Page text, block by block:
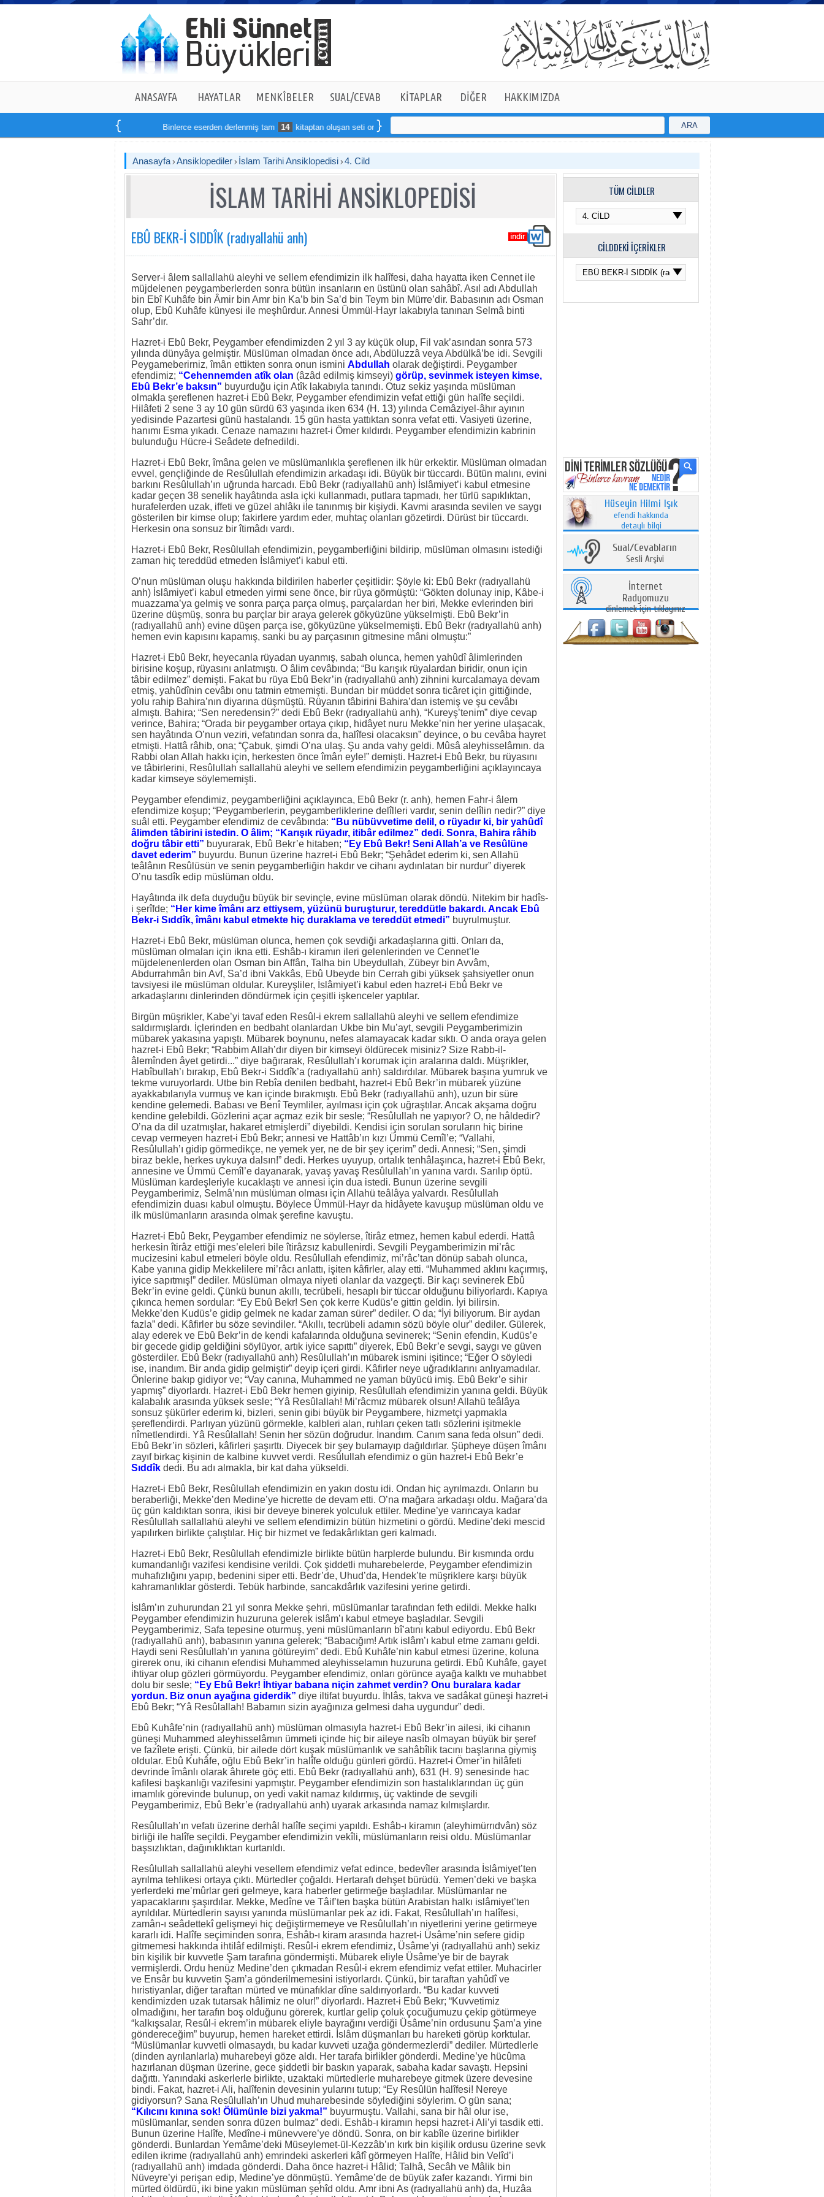
ANASAYFA HAYATLAR MENKÎBELER SUAL/CEVAB KİTAPLAR DİĞER HAKKIMIZDA
Binlerce eserden derlenmiş tam 14 kitaptan oluşan seti online sipariş verebilirsiniz ARA
Anasayfa Ansiklopediler İslam Tarihi Ansiklopedisi 4. Cild
İSLAM TARİHİ ANSİKLOPEDİSİ
EBÛ BEKR-İ SIDDÎK (radıyallahü anh)
Server-i âlem sallallahü aleyhi ve sellem efendimizin ilk halîfesi, daha hayatta iken Cennet ile
müjdelenen peygamberlerden sonra bütün insanların en üstünü olan sahâbî. Asıl adı Abdullah
bin Ebî Kuhâfe bin Âmir bin Amr bin Ka’b bin Sa’d bin Teym bin Mürre’dir. Babasının adı Osman
olup, Ebû Kuhâfe künyesi ile meşhûrdur. Annesi Ümmül-Hayr lakabıyla tanınan Selmâ binti
Sahr’dır.
Hazret-i Ebû Bekr, Peygamber efendimizden 2 yıl 3 ay küçük olup, Fil vak’asından sonra 573
yılında dünyâya gelmiştir. Müslüman olmadan önce adı, Abdüluzzâ veya Abdülkâ’be idi. Sevgili
Peygameberirniz, îmân ettikten sonra onun ismini Abdullah olarak değiştirdi. Peygamber
efendimiz; “Cehennemden atîk olan (âzâd edilmiş kimseyi) görüp, sevinmek isteyen kimse,
Ebû Bekr’e baksın” buyurduğu için Atîk lakabıyla tanındı. Otuz sekiz yaşında müslüman
olmakla şereflenen hazret-i Ebû Bekr, Peygamber efendimizin vefat ettiği gün halîfe seçildi.
Hilâfeti 2 sene 3 ay 10 gün sürdü 63 yaşında iken 634 (H. 13) yılında Cemâziyel-âhır ayının
yedisinde Pazartesi günü hastalandı. 15 gün hasta yattıktan sonra vefat etti. Vasiyeti üzerine,
hanımı Esma yıkadı. Cenaze namazını hazret-i Ömer kıldırdı. Peygamber efendimizin kabrinin
bulunduğu Hücre-i Seâdete defnedildi.
Hazret-i Ebû Bekr, îmâna gelen ve müslümanlıkla şereflenen ilk hür erkektir. Müslüman olmadan
evvel, gençliğinde de Resûlullah efendimizin arkadaşı idi. Büyük bir tüccardı. Bütün malını, evini
barkını Resûlullah’ın uğrunda harcadı. Ebû Bekr (radıyallahü anh) İslâmiyet’i kabul etmesine
kadar geçen 38 senelik hayâtında asla içki kullanmadı, putlara tapmadı, her türlü sapıklıktan,
hurafelerden uzak, iffeti ve güzel ahlâkı ile tanınmış bir kişiydi. Kavmi arasında sevilen ve saygı
gösterilen bir kimse olup; fakirlere yardım eder, muhtaç olanları gözetirdi. Dürüst bir tüccardı.
Herkesin ona sonsuz bir îtimâdı vardı.
Hazret-i Ebû Bekr, Resûlullah efendimizin, peygamberliğini bildirip, müslüman olmasını istediği
zaman hiç tereddüd etmeden İslâmiyet’i kabul etti.
O’nun müslüman oluşu hakkında bildirilen haberler çeşitlidir: Şöyle ki: Ebû Bekr (radıyallahü
anh) İslâmiyet’i kabul etmeden yirmi sene önce, bir rüya görmüştü: “Gökten dolunay inip, Kâbe-i
muazzama’ya gelmiş ve sonra parça parça olmuş, parçalardan her biri, Mekke evlerinden biri
üzerine düşmüş, sonra bu parçlar bir araya gelerek gökyüzüne yükselmişti. Ebû Bekr’in
(radıyallahü anh) evine düşen parça ise, gökyüzüne yükselmemişti. Ebû Bekr (radıyallahü anh)
hemen evin kapısını kapamış, sanki bu ay parçasının gitmesine mâni olmuştu:”
Hazret-i Ebû Bekr, heyecanla rüyadan uyanmış, sabah olunca, hemen yahûdî âlimlerinden
birisine koşup, rüyasını anlatmıştı. O âlim cevâbında; “Bu karışık rüyalardan biridir, onun için
tâbir edilmez” demişti. Fakat bu rüya Ebû Bekr’in (radıyallahü anh) zihnini kurcalamaya devam
etmiş, yahûdînin cevâbı onu tatmin etmemişti. Bundan bir müddet sonra ticâret için gittiğinde,
yolu rahip Bahira’nın diyarına düşmüştü. Rüyanın tâbirini Bahira’dan istemiş ve şu cevâbı
almıştı. Bahira; “Sen neredensin?” dedi Ebû Bekr (radıyallahü anh), “Kureyş’tenim” diye cevap
verince, Bahira; “Orada bir peygamber ortaya çıkıp, hidâyet nuru Mekke’nin her yerine ulaşacak,
sen hayâtında O’nun veziri, vefatından sonra da, halîfesi olacaksın” deyince, o bu cevâba hayret
etmişti. Hattâ râhib, ona; “Çabuk, şimdi O’na ulaş. Şu anda vahy geldi. Mûsâ aleyhisselâmın. da
Rabbi olan Allah hakkı için, herkesten önce îmân eyle!” demişti. Hazret-i Ebû Bekr, bu rüyasını
ve tâbirlerini, Resûlullah sallallahü aleyhi ve sellem efendimizin peygamberliğini açıklayıncaya
kadar kimseye söylememişti.
Peygamber efendimiz, peygamberliğini açıklayınca, Ebû Bekr (r. anh), hemen Fahr-i âlem
efendimize koşup; “Peygamberlerin, peygamberliklerine delîlleri vardır, senin delîlin nedir?” diye
suâl etti. Peygamber efendimiz de cevâbında: “Bu nübüvvetime delil, o rüyadır ki, bir yahûdî
âlimden tâbirini istedin. O âlim; “Karışık rüyadır, itibâr edilmez” dedi. Sonra, Bahira râhib
doğru tâbir etti” buyurarak, Ebû Bekr’e hitaben; “Ey Ebû Bekr! Seni Allah’a ve Resûlüne
davet ederim” buyurdu. Bunun üzerine hazret-i Ebû Bekr; “Şehâdet ederim ki, sen Allahü
teâlânın Resûlüsün ve senin peygamberliğin hakdır ve cihanı aydınlatan bir nurdur” diyerek
O’nu tasdîk edip müslüman oldu.
Hayâtında ilk defa duyduğu büyük bir sevinçle, evine müslüman olarak döndü. Nitekim bir hadîs-
i şerîfde; “Her kime îmânı arz ettiysem, yüzünü buruşturur, tereddütle bakardı. Ancak Ebû
Bekr-i Sıddîk, îmânı kabul etmekte hiç duraklama ve tereddüt etmedi” buyrulmuştur.
Hazret-i Ebû Bekr, müslüman olunca, hemen çok sevdiği arkadaşlarına gitti. Onları da,
müslüman olmaları için ikna etti. Eshâb-ı kiramın ileri gelenlerinden ve Cennet’le
müjdelenenlerden olan Osman bin Affân, Talha bin Ubeydullah, Zübeyr bin Avvâm,
Abdurrahmân bin Avf, Sa’d ibni Vakkâs, Ebû Ubeyde bin Cerrah gibi yüksek şahsiyetler onun
tavsiyesi ile müslüman oldular. Kureyşliler, İslâmiyet’i kabul eden hazret-i Ebû Bekr ve
arkadaşlarını dinlerinden döndürmek için çeşitli işkenceler yaptılar.
Birgün müşrikler, Kabe’yi tavaf eden Resûl-i ekrem sallallahü aleyhi ve sellem efendimize
saldırmışlardı. İçlerinden en bedbaht olanlardan Ukbe bin Mu’ayt, sevgili Peygamberimizin
mübarek yakasına yapıştı. Mübarek boynunu, nefes alamayacak kadar sıktı. O anda oraya gelen
hazret-i Ebû Bekr; “Rabbim Allah’dır diyen bir kimseyi öldürecek misiniz? Size Rabb-il-
âlemînden âyet getirdi...” diye bağırarak, Resûlullah’ı korumak için aralarına daldı. Müşrikler,
Habîbullah’ı bırakıp, Ebû Bekr-i Sıddîk’a (radıyallahü anh) saldırdılar. Mübarek başına yumruk ve
tekme vuruyorlardı. Utbe bin Rebîa denilen bedbaht, hazret-i Ebû Bekr’in mübarek yüzüne
ayakkabılarıyla vurmuş ve kan içinde bırakmıştı. Ebû Bekr (radıyallahü anh), uzun bir süre
kendine gelemedi. Babası ve Benî Teymliler, ayılması için çok uğraştılar. Ancak akşama doğru
kendine gelebildi. Gözlerini açar açmaz ezik bir sesle; “Resûlullah ne yapıyor? O, ne hâldedir?
O’na da dil uzatmışlar, hakaret etmişlerdi” diyebildi. Kendisi için sorulan soruların hiç birine
cevap vermeyen hazret-i Ebû Bekr; annesi ve Hattâb’ın kızı Ümmü Cemîl’e; “Vallahi,
Resûlullah’ı gidip görmedikçe, ne yemek yer, ne de bir şey içerim” dedi. Annesi; “Sen, şimdi
biraz bekle, herkes uykuya dalsın!” dedi. Herkes uyuyup, ortalık tenhâlaşınca, hazret-i Ebû Bekr,
annesine ve Ümmü Cemîl’e dayanarak, yavaş yavaş Resûlullah’ın yanına vardı. Sarılıp öptü.
Müslüman kardeşleriyle kucaklaştı ve annesi için dua istedi. Bunun üzerine sevgili
Peygamberimiz, Selmâ’nın müslüman olması için Allahü teâlâya yalvardı. Resûlullah
efendimizin duası kabul olmuştu. Böylece Ümmül-Hayr da hidâyete kavuşup müslüman oldu ve
ilk müslümanların arasında olmak şerefine kavuştu.
Hazret-i Ebû Bekr, Peygamber efendimiz ne söylerse, îtirâz etmez, hemen kabul ederdi. Hattâ
herkesin îtirâz ettiği mes’eleleri bile îtirâzsız kabullenirdi. Sevgili Peygamberimizin mi’râc
mucizesini kabul etmeleri böyle oldu. Resûlullah efendimiz, mi’râc’tan dönüp sabah olunca,
Kabe yanına gidip Mekkelilere mi’râcı anlattı, işiten kâfirler, alay etti. “Muhammed aklını kaçırmış,
iyice sapıtmış!” dediler. Müslüman olmaya niyeti olanlar da vazgeçti. Bir kaçı sevinerek Ebû
Bekr’in evine geldi. Çünkü bunun akıllı, tecrübeli, hesaplı bir tüccar olduğunu biliyorlardı. Kapıya
çıkınca hemen sordular: “Ey Ebû Bekr! Sen çok kerre Kudüs’e gittin geldin. İyi bilirsin.
Mekke’den Kudüs’e gidip gelmek ne kadar zaman sürer” dediler. O da; “İyi biliyorum. Bir aydan
fazla” dedi. Kâfirler bu söze sevindiler. “Akıllı, tecrübeli adamın sözü böyle olur” dediler. Gülerek,
alay ederek ve Ebû Bekr’in de kendi kafalarında olduğuna sevinerek; “Senin efendin, Kudüs’e
bir gecede gidip geldiğini söylüyor, artık iyice sapıttı” diyerek, Ebû Bekr’e sevgi, saygı ve güven
gösterdiler. Ebû Bekr (radıyallahü anh) Resûlullah’ın mübarek ismini işitince; “Eğer O söyledi
ise, inandım. Bir anda gidip gelmiştir” deyip içeri girdi. Kâfirler neye uğradıklarını anlıyamadılar.
Önlerine bakıp gidiyor ve; “Vay canına, Muhammed ne yaman büyücü imiş. Ebû Bekr’e sihir
yapmış” diyorlardı. Hazret-i Ebû Bekr hemen giyinip, Resûlullah efendimizin yanına geldi. Büyük
kalabalık arasında yüksek sesle; “Yâ Resûlallah! Mi’râcmız mübarek olsun! Allahü teâlâya
sonsuz şükürler ederim ki, bizleri, senin gibi büyük bir Peygambere, hizmetçi yapmakla
şereflendirdi. Parlıyan yüzünü görmekle, kalbleri alan, ruhları çeken tatlı sözlerini işitmekle
nîmetlendirdi. Yâ Resûlallah! Senin her sözün doğrudur. İnandım. Canım sana feda olsun” dedi.
Ebû Bekr’in sözleri, kâfirleri şaşırttı. Diyecek bir şey bulamayıp dağıldırlar. Şüpheye düşen îmânı
zayıf birkaç kişinin de kalbine kuvvet verdi. Resûlullah efendimiz o gün hazret-i Ebû Bekr’e
Sıddîk dedi. Bu adı almakla, bir kat daha yükseldi.
Hazret-i Ebû Bekr, Resûlullah efendimizin en yakın dostu idi. Ondan hiç ayrılmazdı. Onların bu
beraberliği, Mekke’den Medine’ye hicrette de devam etti. O’na mağara arkadaşı oldu. Mağara’da
üç gün kaldıktan sonra, ikisi bir deveye binerek yolculuk ettiler. Medine’ye varıncaya kadar
Resûlullah sallallahü aleyhi ve sellem efendimizin bütün hizmetini o gördü. Medine’deki mescid
yapılırken birlikte çalıştılar. Hiç bir hizmet ve fedakârlıktan geri kalmadı.
Hazret-i Ebû Bekr, Resûlullah efendimizle birlikte bütün harplerde bulundu. Bir kısmında ordu
kumandanlığı vazifesi kendisine verildi. Çok şiddetli muharebelerde, Peygamber efendimizin
muhafızlığını yapıp, bedenini siper etti. Bedr’de, Uhud’da, Hendek’te müşriklere karşı büyük
kahramanlıklar gösterdi. Tebük harbinde, sancakdârlık vazifesini yerine getirdi.
İslâm’ın zuhurundan 21 yıl sonra Mekke şehri, müslümanlar tarafından feth edildi. Mekke halkı
Peygamber efendimizin huzuruna gelerek islâm’ı kabul etmeye başladılar. Sevgili
Peygamberimiz, Safa tepesine oturmuş, yeni müslümanların bî’atını kabul ediyordu. Ebû Bekr
(radıyallahü anh), babasının yanına gelerek; “Babacığım! Artık islâm’ı kabul etme zamanı geldi.
Haydi seni Resûlullah’ın yanına götüreyim” dedi. Ebû Kuhâfe’nin kabul etmesi üzerine, koluna
girerek onu, iki cihanın efendisi Muhammed aleyhisselamın huzuruna getirdi. Ebû Kuhâfe, gayet
ihtiyar olup gözleri görmüyordu. Peygamber efendimiz, onları görünce ayağa kalktı ve muhabbet
dolu bir sesle; “Ey Ebû Bekr! İhtiyar babana niçin zahmet verdin? Onu buralara kadar
yordun. Biz onun ayağına giderdik” diye iltifat buyurdu. İhlâs, takva ve sadâkat güneşi hazret-i
Ebû Bekr; “Yâ Resûlallah! Babamın sizin ayağınıza gelmesi daha uygundur” dedi.
Ebû Kuhâfe’nin (radıyallahü anh) müslüman olmasıyla hazret-i Ebû Bekr’in ailesi, iki cihanın
güneşi Muhammed aleyhisselâmın ümmeti içinde hiç bir aileye nasîb olmayan büyük bir şeref
ve fazîlete erişti. Çünkü, bir ailede dört kuşak müslümanlık ve sahâbîlik tacını başlarına giymiş
oldular. Ebû Kuhâfe, oğlu Ebû Bekr’in halîfe olduğu günleri gördü. Hazret-i Ömer’in hilâfeti
devrinde îmânlı olarak âhırete göç etti. Ebû Bekr (radıyallahü anh), 631 (H. 9) senesinde hac
kafilesi başkanlığı vazifesini yapmıştır. Peygamber efendimizin son hastalıklarından üç gün
imamlık görevinde bulunup, on yedi vakit namaz kıldırmış, üç vaktinde de sevgili
Peygamberimiz, Ebû Bekr’e (radıyallahü anh) uyarak arkasında namaz kılmışlardır.
Resûlullah’ın vefatı üzerine derhâl halîfe seçimi yapıldı. Eshâb-ı kiramın (aleyhimürrıdvân) söz
birliği ile halîfe seçildi. Peygamber efendimizin vekîli, müslümanların reisi oldu. Müslümanlar
başsızlıktan, dağınıklıktan kurtarıldı.
Resûlullah sallallahü aleyhi vesellem efendimiz vefat edince, bedevîler arasında İslâmiyet’ten
ayrılma tehlikesi ortaya çıktı. Mürtedler çoğaldı. Hertarafı dehşet bürüdü. Yemen’deki ve başka
yerlerdeki me’mûrlar geri gelmeye, kara haberler getirmeğe başladılar. Müslümanlar ne
yapacaklarını şaşırdılar. Mekke, Medîne ve Tâif’ten başka bütün Arabistan halkı islâmiyet’ten
ayrıldılar. Mürtedlerin sayısı yanında müslümanlar pek az idi. Fakat, Resûlullah’ın halîfesi,
zamân-ı seâdettekî gelişmeyi hiç değiştirmemeye ve Resûlullah’ın niyetlerini yerine getirmeye
kararlı idi. Halîfe seçiminden sonra, Eshâb-ı kiram arasında hazret-i Üsâme’nin sefere gidip
gitmemesi hakkında ihtilâf edilmişti. Resûl-i ekrem efendimiz, Üsâme’yi (radıyallahü anh) sekiz
bin kişilik bir kuvvetle Şam tarafına göndermişti. Mübarek eliyle Üsâme’ye bir de bayrak
vermişlerdi. Ordu henüz Medine’den çıkmadan Resûl-i ekrem efendimiz vefat ettiler. Muhacirler
ve Ensâr bu kuvvetin Şam’a gönderilmemesini istiyorlardı. Çünkü, bir taraftan yahûdî ve
hıristiyanlar, diğer taraftan mürted ve münafıklar dîne saldırıyorlardı. “Bu kadar kuvveti
kendimizden uzak tutarsak hâlimiz ne olur!” diyorlardı. Hazret-i Ebû Bekr; “Kuvvetimiz
olmadığını, her tarafın boş olduğunu görerek, kurtlar gelip çoluk çocuğumuzu çekip götürmeye
“kalkışsalar, Resûl-i ekrem’in mübarek eliyle bayrağını verdiği Üsâme’nin ordusunu Şam’a yine
göndereceğim” buyurup, hemen hareket ettirdi. İslâm düşmanları bu hareketi görüp korktular.
“Müslümanlar kuvvetli olmasaydı, bu kadar kuvveti uzağa göndermezlerdi” dediler. Mürtedlerle
(dinden ayrılanlarla) muharebeyi göze aldı. Her tarafa birlikler gönderdi. Medine’ye hücûma
hazırlanan düşman üzerine, gece şiddetli bir baskın yaparak, sabaha kadar savaştı. Hepsini
dağıttı. Yanındaki askerlerle birlikte, uzaktaki mürtedlerle muharebeye gitmek üzere devesine
bindi. Fakat, hazret-i Ali, halîfenin devesinin yularını tutup; “Ey Resûlün halîfesi! Nereye
gidiyorsun? Sana Resûlullah’ın Uhud muharebesinde söylediğini söylerim. O gün sana;
“Kılıcını kınına sok! Ölümünle bizi yakma!” buyurmuştu. Vallahi, sana bir hâl olur ise,
müslümanlar, senden sonra düzen bulmaz” dedi. Eshâb-ı kiramın hepsi hazret-i Ali’yi tasdik etti.
Bunun üzerine Halîfe, Medîne-i münevvere’ye döndü. Sonra, on bir kabîle üzerine birlikler
gönderdi. Bunlardan Yemâme’deki Müseylemet-ül-Kezzâb’ın kırk bin kişilik ordusu üzerine sevk
edilen ikrime (radıyallahü anh) emrindeki askerleri kâfî görmeyen Halîfe, Hâlid bin Velîd’i
(radıyallahü anh) imdada gönderdi. Daha önce hazret-i Hâlid; Talhâ, Secâh ve Mâlik bin
Nüveyre’yi perişan edip, Medine’ye dönmüştü. Yemâme’de de büyük zafer kazandı. Yirmi bin
mürted öldürdü, iki bine yakın müslüman şehîd oldu. Amr ibni As (radıyallahü anh) da, Huzâa
TÜM CİLDLER
CİLDDEKİ İÇERİKLER
Hüseyin Hilmi Işık
efendi hakkında
detaylı bilgi
Sual/Cevabların
Sesli Arşivi
İnternet
Radyomuzu
dinlemek için tıklayınız